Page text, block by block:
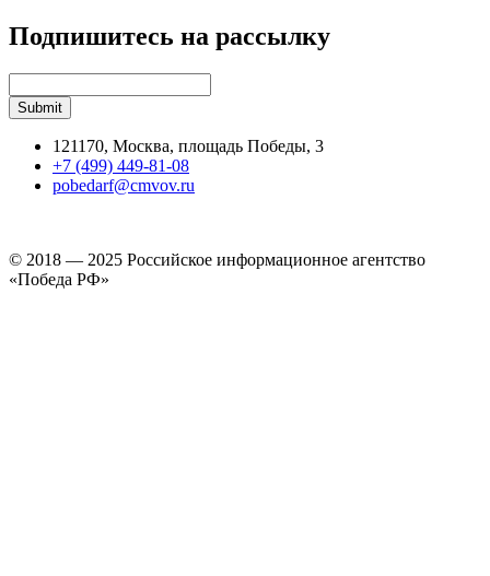
Подпишитесь на рассылку
121170, Москва, площадь Победы, 3
+7 (499) 449-81-08
pobedarf@cmvov.ru
© 2018 — 2025 Российское информационное агентство
«Победа РФ»